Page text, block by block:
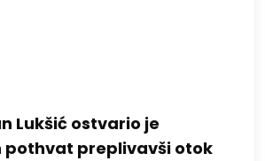
Lukšić ostvario je
pothvat preplivavši otok